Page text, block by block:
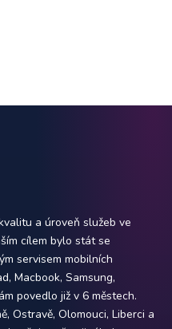
a úroveň služeb ve
cílem bylo stát se
servisem mobilních
Macbook, Samsung,
povedlo již v 6 městech.
Ostravě, Olomouci, Liberci a